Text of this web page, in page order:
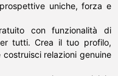
uniche, forza e
con funzionalità di
tutti. Crea il tuo profilo,
relazioni genuine